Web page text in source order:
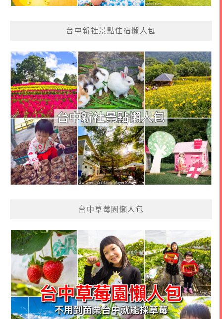
台中新社景點住宿懶人包
台中草莓園懶人包